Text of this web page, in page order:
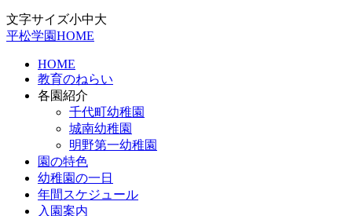
文字サイズ小中大
平松学園HOME
HOME
教育のねらい
各園紹介
千代町幼稚園
城南幼稚園
明野第一幼稚園
園の特色
幼稚園の一日
年間スケジュール
入園案内